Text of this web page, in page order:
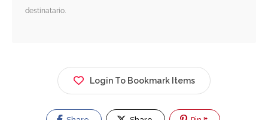
destinatario.
Login To Bookmark Items